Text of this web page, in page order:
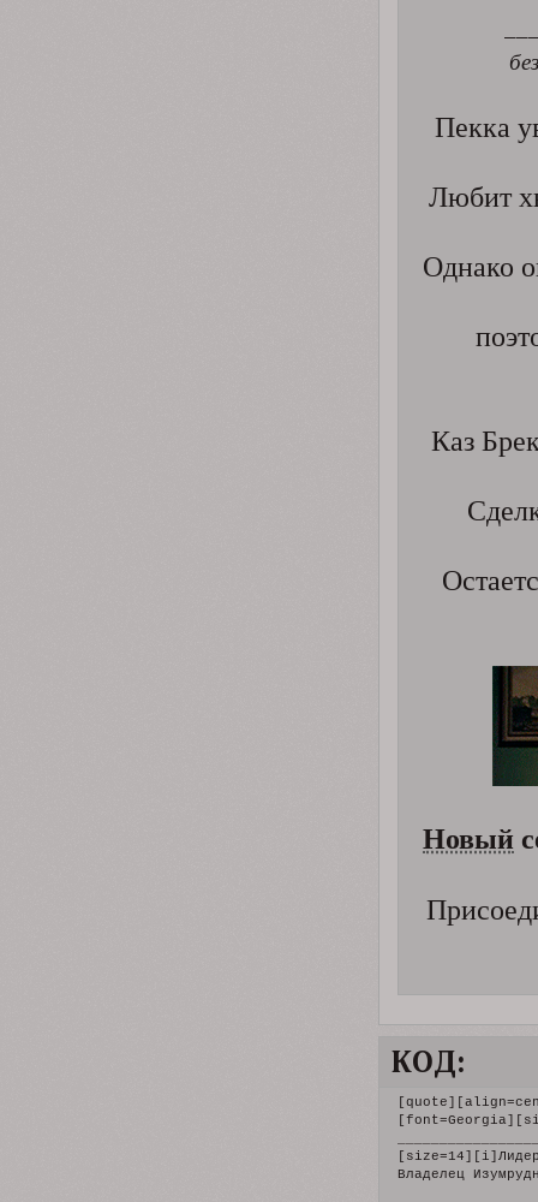
Пекка
Любит
Однако
Каз
Новый
КОД:
[size=14][i]Лидер
Владелец